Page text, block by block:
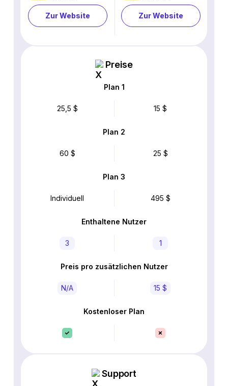
Zur Website Zur Website
Preise
Plan 1
25,5 $ 15 $
Plan 2
60 $ 25 $
Plan 3
Individuell 495 $
Enthaltene Nutzer
3 1
Preis pro zusätzlichen Nutzer
N/A 15 $
Kostenloser Plan
Support